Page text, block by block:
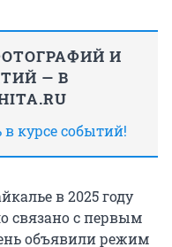
И
— В
курсе событий!
в 2025 году
связано с первым
объявили режим